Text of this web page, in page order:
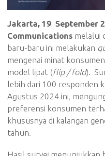
Jakarta, 19 September
Communications melalui
baru-baru ini melakukan
mengenai minat
model lipat (flip / fold).
lebih dari 100 responden
Agustus 2024 ini,
preferensi konsumen
khususnya di kalangan
tahun.